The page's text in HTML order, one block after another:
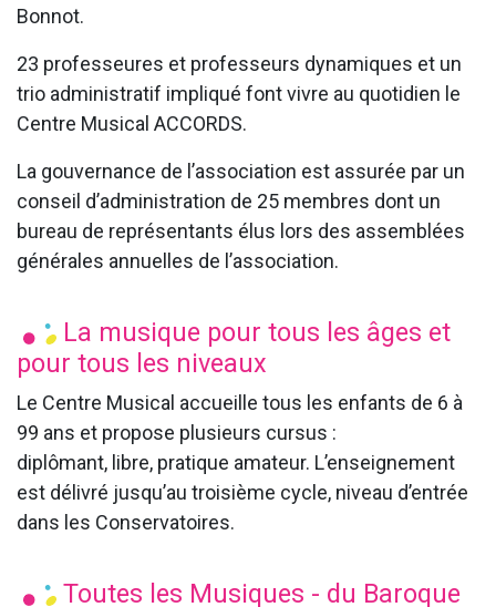
Bonnot.
23 professeures et professeurs dynamiques et un
trio administratif impliqué font vivre au quotidien le
Centre Musical ACCORDS.
La gouvernance de l’association est assurée par un
conseil d’administration de 25 membres dont un
bureau de représentants élus lors des assemblées
générales annuelles de l’association.
La musique pour tous les âges et
pour tous les niveaux
Le Centre Musical accueille tous les enfants de 6 à
99 ans et propose plusieurs cursus :
diplômant, libre, pratique amateur. L’enseignement
est délivré jusqu’au troisième cycle, niveau d’entrée
dans les Conservatoires.
Toutes les Musiques - du Baroque